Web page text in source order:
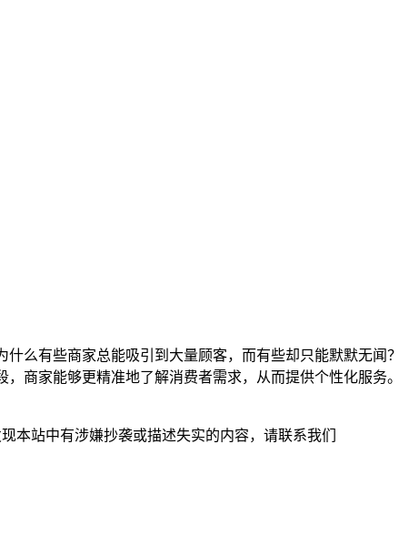
么有些商家总能吸引到大量顾客，而有些却只能默默无闻？
商家能够更精准地了解消费者需求，从而提供个性化服务。
本站中有涉嫌抄袭或描述失实的内容，请联系我们